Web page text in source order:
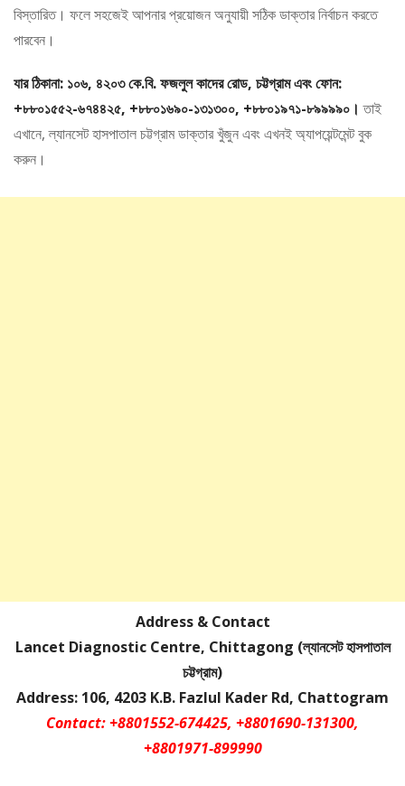
বিস্তারিত। ফলে সহজেই আপনার প্রয়োজন অনুযায়ী সঠিক ডাক্তার নির্বাচন করতে
পারবেন।
যার ঠিকানা: ১০৬, ৪২০৩ কে.বি. ফজলুল কাদের রোড, চট্টগ্রাম এবং ফোন:
+৮৮০১৫৫২-৬৭৪৪২৫, +৮৮০১৬৯০-১৩১৩০০, +৮৮০১৯৭১-৮৯৯৯৯০। তাই
এখানে, ল্যানসেট হাসপাতাল চট্টগ্রাম ডাক্তার খুঁজুন এবং এখনই অ্যাপয়েন্টমেন্ট বুক
করুন।
Address & Contact
Lancet Diagnostic Centre, Chittagong (ল্যানসেট হাসপাতাল
চট্টগ্রাম)
Address: 106, 4203 K.B. Fazlul Kader Rd, Chattogram
Contact: +8801552-674425, +8801690-131300,
+8801971-899990